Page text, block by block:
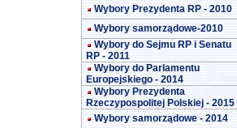
Wybory Prezydenta RP - 2010
Wybory samorządowe-2010
Wybory do Sejmu RP i Senatu
RP - 2011
Wybory do Parlamentu
Europejskiego - 2014
Wybory Prezydenta
Rzeczypospolitej Polskiej - 2015
Wybory samorządowe - 2014